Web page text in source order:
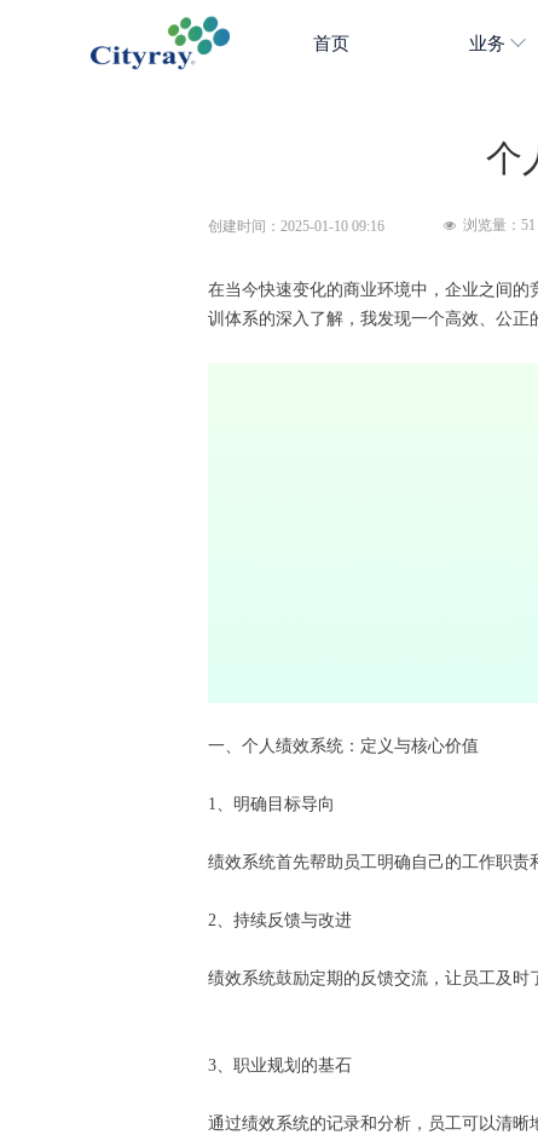
首页 业务
个
在当今快速变化的商业环境中，企业之间
训体系的深入了解，我发现一个高效、公
一、个人绩效系统：定义与核心价值
1、明确目标导向
绩效系统首先帮助员工明确自己的工作职
2、持续反馈与改进
绩效系统鼓励定期的反馈交流，让员工及时
3、职业规划的基石
通过绩效系统的记录和分析，员工可以清
创建时间： 2025-01-10 09:16 넶 浏览量： 51